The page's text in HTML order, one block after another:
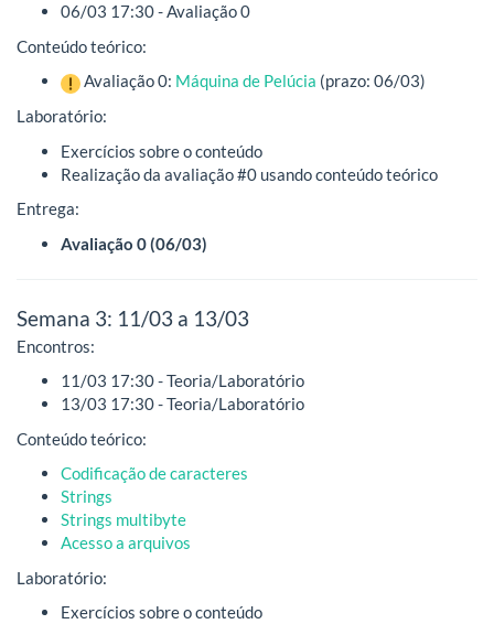
06/03 17:30 - Avaliação 0
Conteúdo teórico:
Avaliação 0: Máquina de Pelúcia (prazo: 06/03)
Laboratório:
Exercícios sobre o conteúdo
Realização da avaliação #0 usando conteúdo teórico
Entrega:
Avaliação 0 (06/03)
Semana 3: 11/03 a 13/03
Encontros:
11/03 17:30 - Teoria/Laboratório
13/03 17:30 - Teoria/Laboratório
Conteúdo teórico:
Codificação de caracteres
Strings
Strings multibyte
Acesso a arquivos
Laboratório:
Exercícios sobre o conteúdo